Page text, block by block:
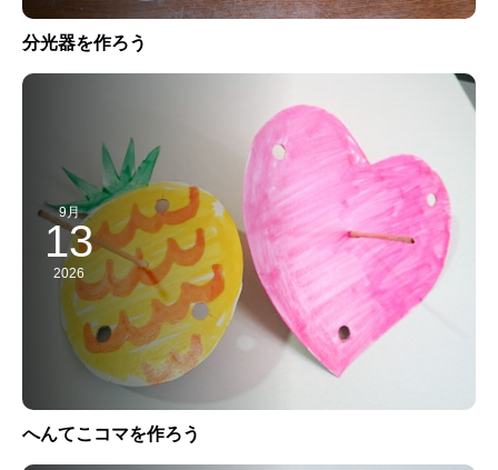
分光器を作ろう
9月
13
2026
へんてこコマを作ろう